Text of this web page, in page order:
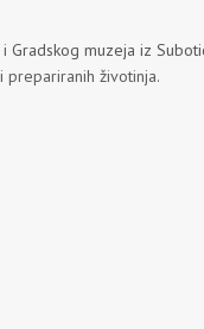
Gradskog muzeja iz
prepariranih životinja.